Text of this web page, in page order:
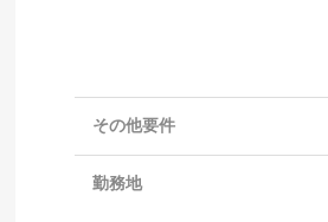
その他要件
勤務地